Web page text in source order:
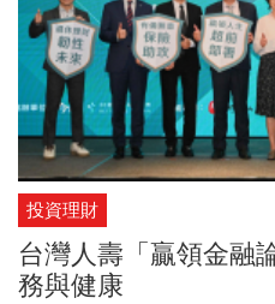
投資理財
台灣人壽「贏領金融
務與健康